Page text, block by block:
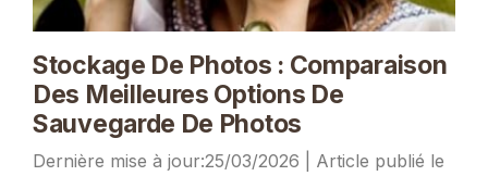
Stockage De Photos : Comparaison
Des Meilleures Options De
Sauvegarde De Photos
25/03/2026